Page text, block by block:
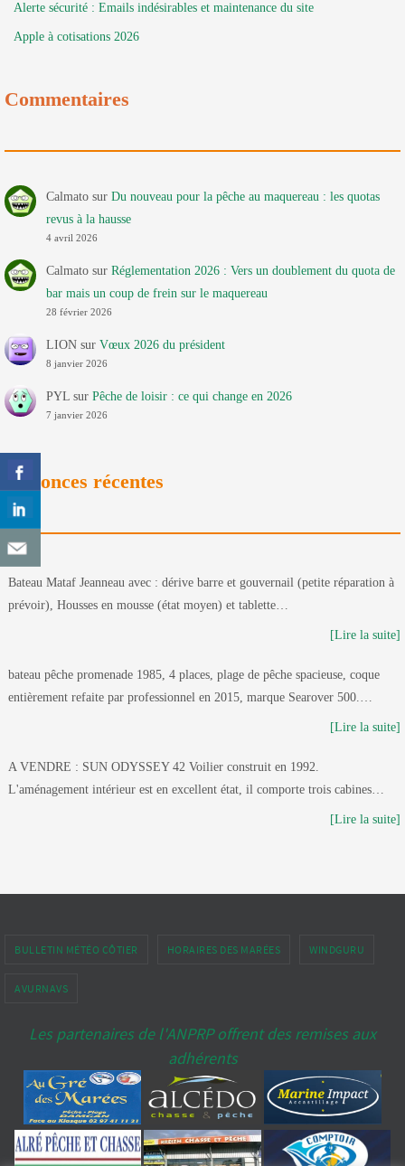
Alerte sécurité : Emails indésirables et maintenance du site
Apple à cotisations 2026
Commentaires
Calmatosur Du nouveau pour la pêche au maquereau : les quotas
revus à la hausse
4 avril 2026
Calmatosur Réglementation 2026 : Vers un doublement du quota de
bar mais un coup de frein sur le maquereau
28 février 2026
LIONsur Vœux 2026 du président
8 janvier 2026
PYLsur Pêche de loisir : ce qui change en 2026
7 janvier 2026
Annonces récentes
Bateau Mataf Jeanneau avec : dérive barre et gouvernail (petite réparation à
prévoir), Housses en mousse (état moyen) et tablette…
[Lire la suite]
bateau pêche promenade 1985, 4 places, plage de pêche spacieuse, coque
entièrement refaite par professionnel en 2015, marque Searover 500.…
[Lire la suite]
A VENDRE : SUN ODYSSEY 42 Voilier construit en 1992.
L'aménagement intérieur est en excellent état, il comporte trois cabines…
[Lire la suite]
BULLETIN MÉTÉO CÔTIER HORAIRES DES MARÉES WINDGURU
AVURNAVS
Les partenaires de l'ANPRP offrent des remises aux
adhérents